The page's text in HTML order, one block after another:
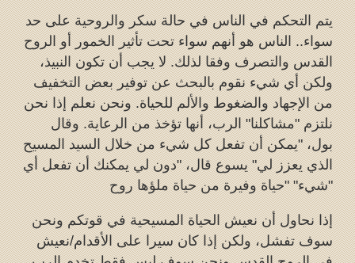
يتم التحكم في الناس في حالة سكر والروحية على حد
سواء.. الناس هو أنهم سواء تحت تأثير الخمور أو الروح
القدس والتصرف وفقا لذلك. لا يجب أن تكون النبيذ،
ولكن أي شيء نقوم بالبحث عن توفير بعض التخفيف
من الإجهاد والضغوط والألم للحياة. ونحن نعلم إذا نحن
نلتزم "مشاكلنا" الرب، أنها تؤخذ من الرعاية. وقال
بول، "يمكن أن تفعل كل شيء من خلال السيد المسيح
الذي يعزز لي" يسوع قال، "دون لي يمكنك أن تفعل أي
شيء" "حياة وفيرة من حياة ملؤها روح"
إذا نحاول أن نعيش الحياة المسيحية في قوتكم ونحن
سوف تفشل، ولكن إذا كان سيرا على الأقدام/نعيش